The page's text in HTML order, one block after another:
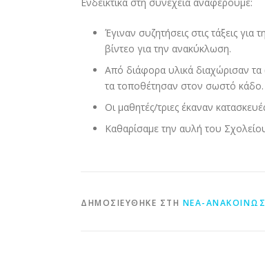
Έγιναν συζητήσεις στις τάξεις
βίντεο για την ανακύκλωση.
Από διάφορα υλικά διαχώρισαν
τα τοποθέτησαν στον σωστό κάδο.
Οι μαθητές/τριες έκαναν
Καθαρίσαμε την αυλή του
ΔΗΜΟΣΙΕΎΘΗΚΕ ΣΤΗ ΝΈΑ-